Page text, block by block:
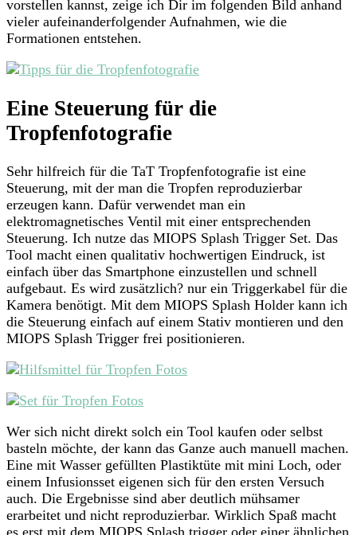
vorstellen kannst, zeige ich Dir im folgenden Bild anhand
vieler aufeinanderfolgender Aufnahmen, wie die
Formationen entstehen.
Eine Steuerung für die
Tropfenfotografie
Sehr hilfreich für die TaT Tropfenfotografie ist eine
Steuerung, mit der man die Tropfen reproduzierbar
erzeugen kann. Dafür verwendet man ein
elektromagnetisches Ventil mit einer entsprechenden
Steuerung. Ich nutze das MIOPS Splash Trigger Set. Das
Tool macht einen qualitativ hochwertigen Eindruck, ist
einfach über das Smartphone einzustellen und schnell
aufgebaut. Es wird zusätzlich? nur ein Triggerkabel für die
Kamera benötigt. Mit dem MIOPS Splash Holder kann ich
die Steuerung einfach auf einem Stativ montieren und den
MIOPS Splash Trigger frei positionieren.
Wer sich nicht direkt solch ein Tool kaufen oder selbst
basteln möchte, der kann das Ganze auch manuell machen.
Eine mit Wasser gefüllten Plastiktüte mit mini Loch, oder
einem Infusionsset eigenen sich für den ersten Versuch
auch. Die Ergebnisse sind aber deutlich mühsamer
erarbeitet und nicht reproduzierbar. Wirklich Spaß macht